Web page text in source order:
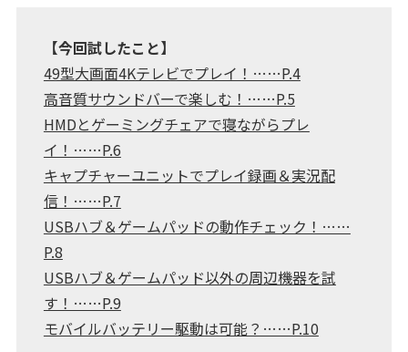
【今回試したこと】
49型大画面4Kテレビでプレイ！……P.4
高音質サウンドバーで楽しむ！……P.5
HMDとゲーミングチェアで寝ながらプレ
イ！……P.6
キャプチャーユニットでプレイ録画＆実況配
信！……P.7
USBハブ＆ゲームパッドの動作チェック！……
P.8
USBハブ＆ゲームパッド以外の周辺機器を試
す！……P.9
モバイルバッテリー駆動は可能？……P.10